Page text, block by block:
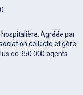
hospitalière. Agréée par
collecte et gère
de 950 000 agents